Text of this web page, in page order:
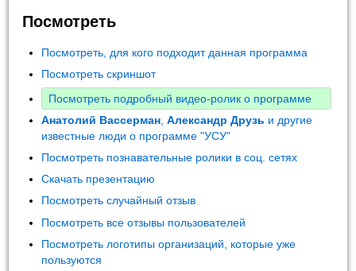
Посмотреть
Посмотреть, для кого подходит данная программа
Посмотреть скриншот
Посмотреть подробный видео-ролик о программе
Анатолий Вассерман ,Александр Друзь и другие
известные люди о программе "УСУ"
Посмотреть познавательные ролики в соц. сетях
Скачать презентацию
Посмотреть случайный отзыв
Посмотреть все отзывы пользователей
Посмотреть логотипы организаций, которые уже
пользуются